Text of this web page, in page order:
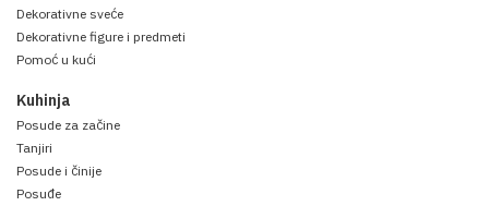
Dekorativne sveće
Dekorativne figure i predmeti
Pomoć u kući
Kuhinja
Posude za začine
Tanjiri
Posude i činije
Posuđe